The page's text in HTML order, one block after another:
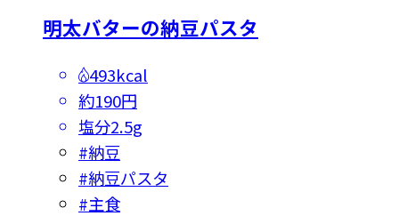
明太バターの納豆パスタ
493kcal
約190円
塩分2.5g
#納豆
#納豆パスタ
#主食